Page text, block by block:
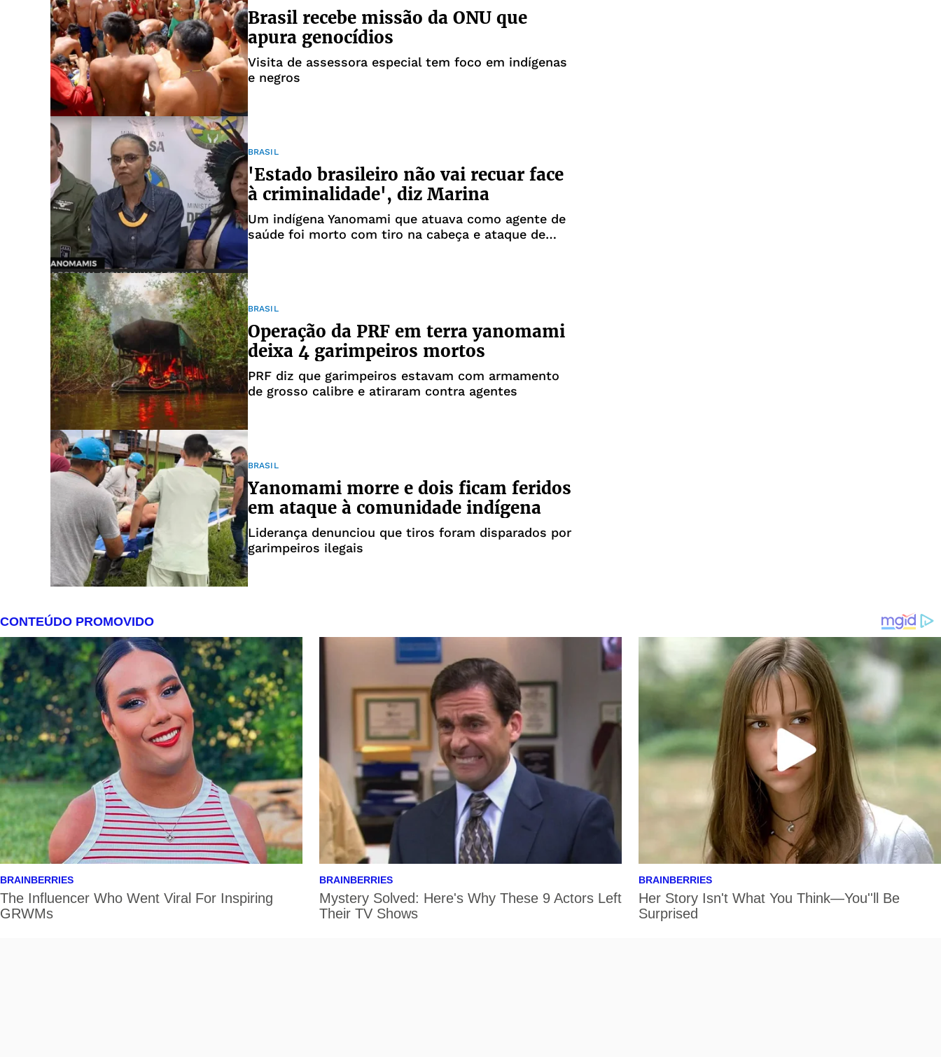
Brasil recebe missão da ONU que
apura genocídios
Visita de assessora especial tem foco em indígenas
e negros
BRASIL
'Estado brasileiro não vai recuar face
à criminalidade', diz Marina
Um indígena Yanomami que atuava como agente de
saúde foi morto com tiro na cabeça e ataque de
BRASIL
Operação da PRF em terra yanomami
deixa 4 garimpeiros mortos
PRF diz que garimpeiros estavam com armamento
de grosso calibre e atiraram contra agentes
BRASIL
Yanomami morre e dois ficam feridos
em ataque à comunidade indígena
Liderança denunciou que tiros foram disparados por
garimpeiros ilegais